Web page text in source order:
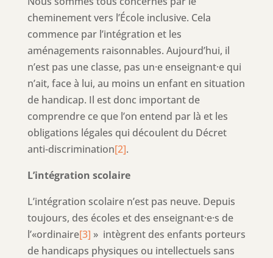
cheminement vers l’École inclusive. Cela
commence par l’intégration et les
aménagements raisonnables. Aujourd’hui, il
n’est pas une classe, pas un·e enseignant·e qui
n’ait, face à lui, au moins un enfant en situation
de handicap. Il est donc important de
comprendre ce que l’on entend par là et les
obligations légales qui découlent du Décret
anti-discrimination[2].
L’intégration scolaire
L’intégration scolaire n’est pas neuve. Depuis
toujours, des écoles et des enseignant·e·s de
l’«ordinaire[3] » intègrent des enfants porteurs
de handicaps physiques ou intellectuels sans